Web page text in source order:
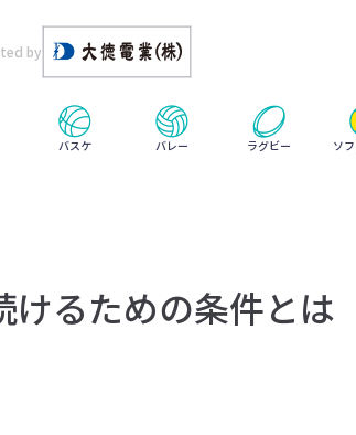
by
バスケ バレー ラグビー ソ
るための条件とは